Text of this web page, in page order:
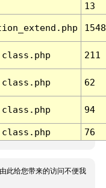
13
1548
211
62
94
76
此给您带来的访问不便我